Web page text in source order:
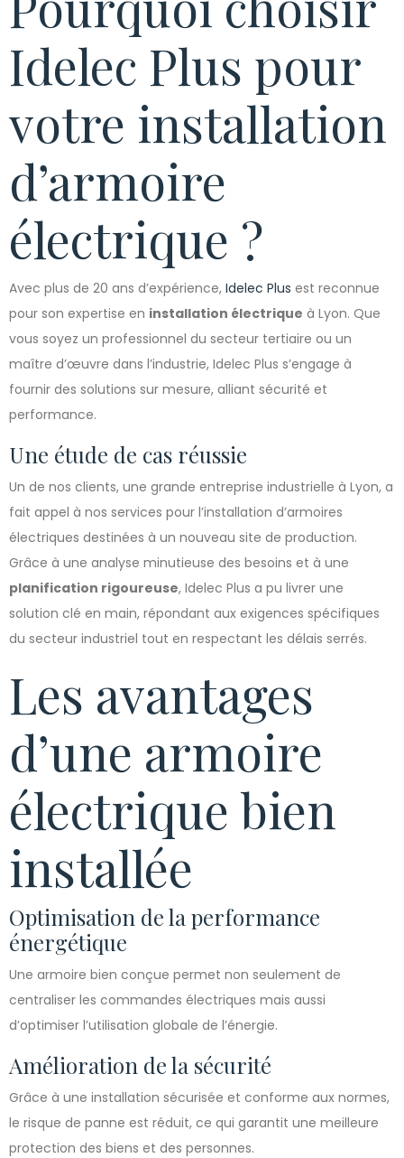
Idelec Plus pour
votre installation
d’armoire
électrique ?
Avec plus de 20 ans d’expérience, Idelec Plus est reconnue
pour son expertise en installation électrique à Lyon. Que
vous soyez un professionnel du secteur tertiaire ou un
maître d’œuvre dans l’industrie, Idelec Plus s’engage à
fournir des solutions sur mesure, alliant sécurité et
performance.
Une étude de cas réussie
Un de nos clients, une grande entreprise industrielle à Lyon, a
fait appel à nos services pour l’installation d’armoires
électriques destinées à un nouveau site de production.
Grâce à une analyse minutieuse des besoins et à une
planification rigoureuse, Idelec Plus a pu livrer une
solution clé en main, répondant aux exigences spécifiques
du secteur industriel tout en respectant les délais serrés.
Les avantages
d’une armoire
électrique bien
installée
Optimisation de la performance
énergétique
Une armoire bien conçue permet non seulement de
centraliser les commandes électriques mais aussi
d’optimiser l’utilisation globale de l’énergie.
Amélioration de la sécurité
Grâce à une installation sécurisée et conforme aux normes,
le risque de panne est réduit, ce qui garantit une meilleure
protection des biens et des personnes.